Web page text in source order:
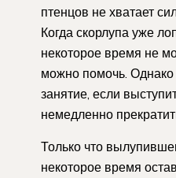
птенцов не хватает
Когда скорлупа уже
некоторое время не
можно помочь. Однако
занятие, если
немедленно
Только что
некоторое время